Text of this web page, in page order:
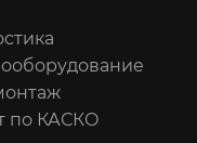
по КАСКО